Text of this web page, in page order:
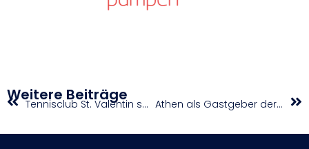
Weitere Beiträge Tennisclub St. Valentin schafft Titelhattrick Athen als Gastgeber der European Running Business Conference 2024